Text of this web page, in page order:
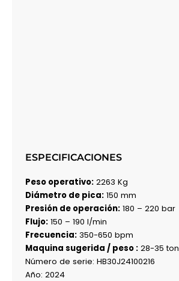
ESPECIFICACIONES
Peso operativo:2263 Kg
Diámetro de pica:150 mm
Presión de operación:180 – 220 bar
Flujo:150 – 190 l/min
Frecuencia:350-650 bpm
Maquina sugerida / peso :28-35 ton
Número de serie: HB30J24100216
Año: 2024